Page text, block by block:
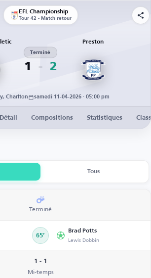
EFL Championship
Tour 42 - Match retour
1
Terminé
2
Preston
Charlton samedi 11-04-2026 · 05:00 pm
Détail Compositions Statistiques
Tous
Terminé
65’
Brad Potts
Lewis Dobbin
1 - 1
Mi-temps